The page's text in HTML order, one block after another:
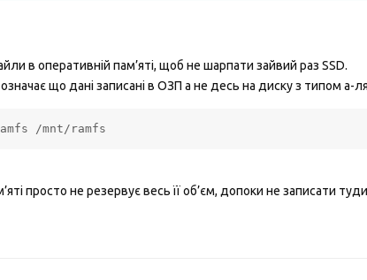
в оперативній пам’яті, щоб не шарпати зайвий раз SSD.
що дані записані в ОЗП а не десь на диску з типом а-
/mnt/ramfs
просто не резервує весь її об’єм, допоки не записати